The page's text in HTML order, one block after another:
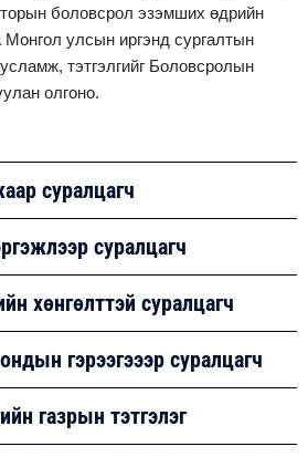
боловсрол эзэмших өдрийн
Монгол улсын иргэнд сургалтын
тэтгэлгийг Боловсролын
олгоно.
суралцагч
суралцагч
хөнгөлттэй суралцагч
гэрээгэээр суралцагч
газрын тэтгэлэг